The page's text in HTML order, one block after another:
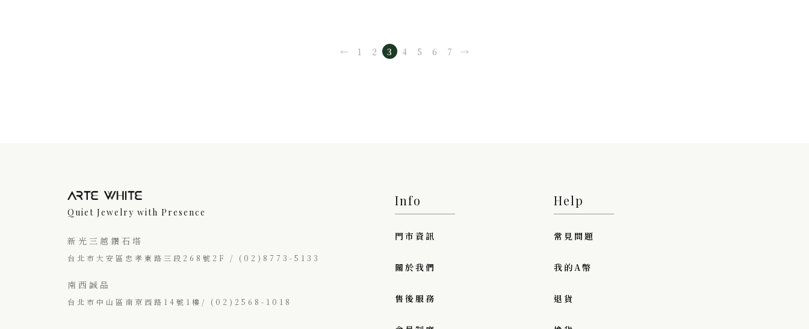
← 1 2 3 4 5 6 7 →
Quiet Jewelry with Presence
新光三越鑽石塔
台北市大安區忠孝東路三段268號2F / (02)8773-5133
南西誠品
台北市中山區南京西路14號1樓/ (02)2568-1018
Info
門市資訊
關於我們
售後服務
Help
常見問題
我的A幣
退貨